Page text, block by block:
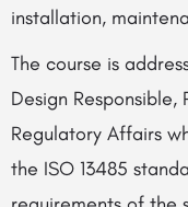
installation,
The course is
Design
Regulatory Affairs
the ISO 13485